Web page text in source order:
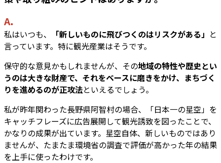
A.
私はいつも、 「新しいものに飛びつくのはリスクがある」 と
言っています。特に観光産業はそうです。
保守的な意見かもしれませんが、その地域の特性や歴史とい
うのは大きな財産で、それをベースに磨きをかけ、まちづく
りを進めるのが正攻法といえるでしょう。
私が昨年関わった長野県阿智村の場合、「日本一の星空」を
キャッチフレーズに広告展開して観光誘致を図ったことで、
かなりの成果が出ています。星空自体、新しいものではあり
ませんが、たまたま環境省の調査で評価が高かった年の結果
を上手に使ったわけです。